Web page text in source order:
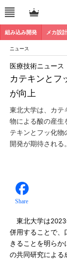
組み込み開発 メカ設計
ニュース
カテキンとフ
が向上
医療技術ニュース
東北大学は、カテ
物による酸の産生
テキンとフッ化物
開発が期待される。
Share
東北大学は2023
併用することで、
きることを明らか
の共同研究による